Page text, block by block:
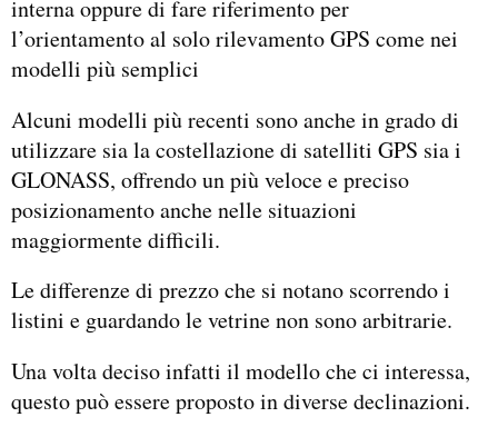
interna oppure di fare riferimento per
l’orientamento al solo rilevamento GPS come nei
modelli più semplici
Alcuni modelli più recenti sono anche in grado di
utilizzare sia la costellazione di satelliti GPS sia i
GLONASS, offrendo un più veloce e preciso
posizionamento anche nelle situazioni
maggiormente difficili.
Le differenze di prezzo che si notano scorrendo i
listini e guardando le vetrine non sono arbitrarie.
Una volta deciso infatti il modello che ci interessa,
questo può essere proposto in diverse declinazioni.